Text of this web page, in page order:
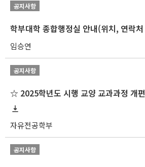
공지사항
학부대학 종합행정실 안내(위치, 연락
임승연
공지사항
자유전공학부
공지사항